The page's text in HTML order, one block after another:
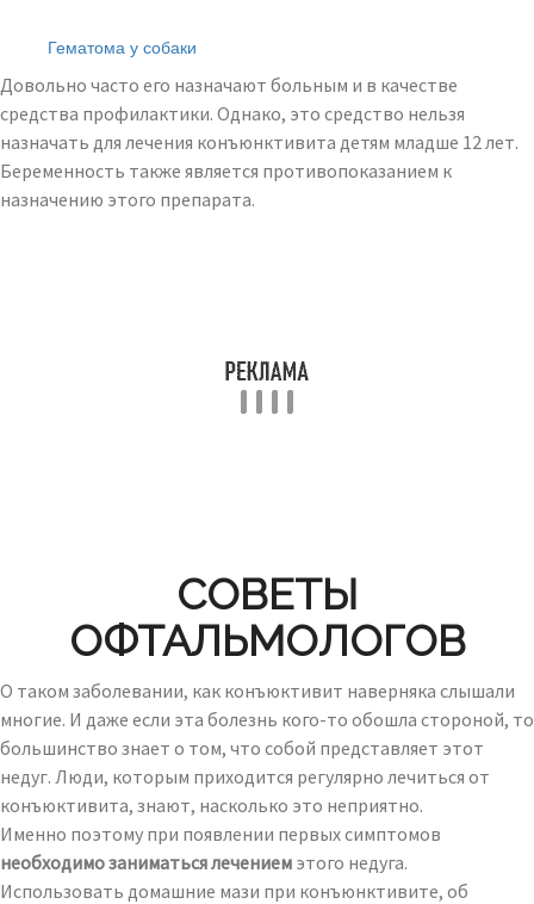
Гематома у собаки
Довольно часто его назначают больным и в качестве
средства профилактики. Однако, это средство нельзя
назначать для лечения конъюнктивита детям младше 12 лет.
Беременность также является противопоказанием к
назначению этого препарата.
СОВЕТЫ
ОФТАЛЬМОЛОГОВ
О таком заболевании, как конъюктивит наверняка слышали
многие. И даже если эта болезнь кого-то обошла стороной, то
большинство знает о том, что собой представляет этот
недуг. Люди, которым приходится регулярно лечиться от
конъюктивита, знают, насколько это неприятно.
Именно поэтому при появлении первых симптомов
необходимо заниматься лечением этого недуга.
Использовать домашние мази при конъюнктивите, об